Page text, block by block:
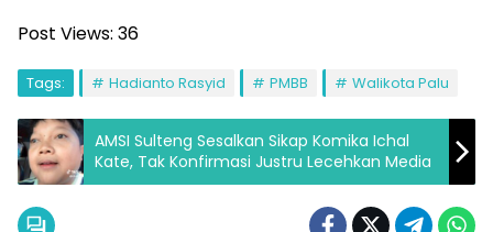
Post Views: 36
Tags: Hadianto Rasyid PMBB Walikota Palu
AMSI Sulteng Sesalkan Sikap Komika Ichal
Kate, Tak Konfirmasi Justru Lecehkan Media